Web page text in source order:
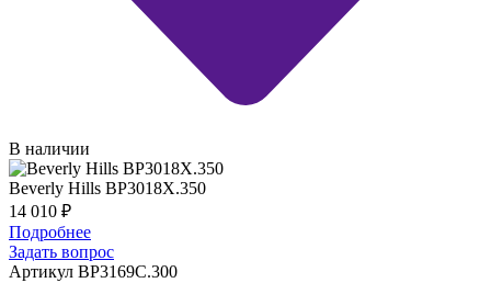
В наличии
Beverly Hills BP3018X.350
14 010 ₽
Подробнее
Задать вопрос
Артикул BP3169C.300